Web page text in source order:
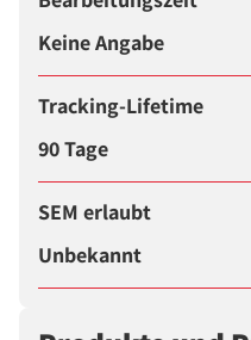
Keine Angabe
Tracking-Lifetime
90 Tage
SEM erlaubt
Unbekannt